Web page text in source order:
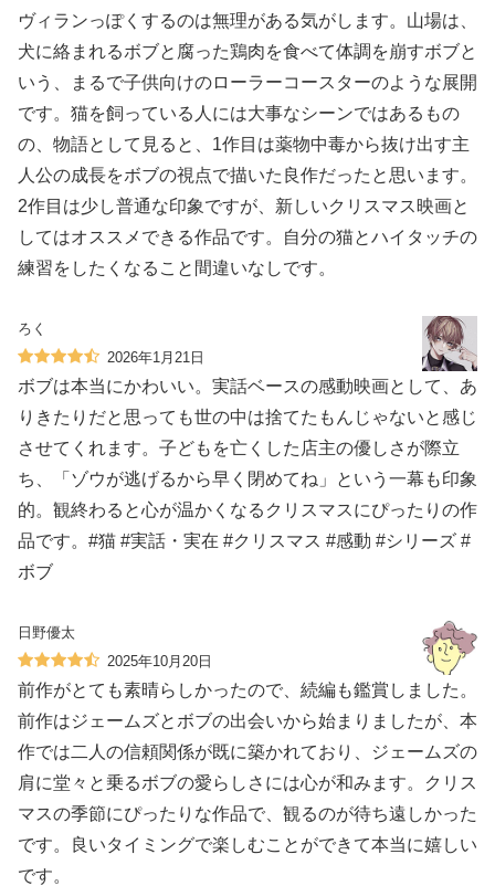
ヴィランっぽくするのは無理がある気がします。山場は、
犬に絡まれるボブと腐った鶏肉を食べて体調を崩すボブと
いう、まるで子供向けのローラーコースターのような展開
です。猫を飼っている人には大事なシーンではあるもの
の、物語として見ると、1作目は薬物中毒から抜け出す主
人公の成長をボブの視点で描いた良作だったと思います。
2作目は少し普通な印象ですが、新しいクリスマス映画と
してはオススメできる作品です。自分の猫とハイタッチの
練習をしたくなること間違いなしです。
ろく
2026年1月21日
ボブは本当にかわいい。実話ベースの感動映画として、あ
りきたりだと思っても世の中は捨てたもんじゃないと感じ
させてくれます。子どもを亡くした店主の優しさが際立
ち、「ゾウが逃げるから早く閉めてね」という一幕も印象
的。観終わると心が温かくなるクリスマスにぴったりの作
品です。#猫 #実話・実在 #クリスマス #感動 #シリーズ #
ボブ
日野優太
2025年10月20日
前作がとても素晴らしかったので、続編も鑑賞しました。
前作はジェームズとボブの出会いから始まりましたが、本
作では二人の信頼関係が既に築かれており、ジェームズの
肩に堂々と乗るボブの愛らしさには心が和みます。クリス
マスの季節にぴったりな作品で、観るのが待ち遠しかった
です。良いタイミングで楽しむことができて本当に嬉しい
です。